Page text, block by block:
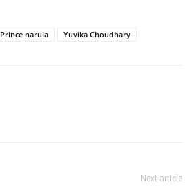
Prince narula Yuvika Choudhary
Next article